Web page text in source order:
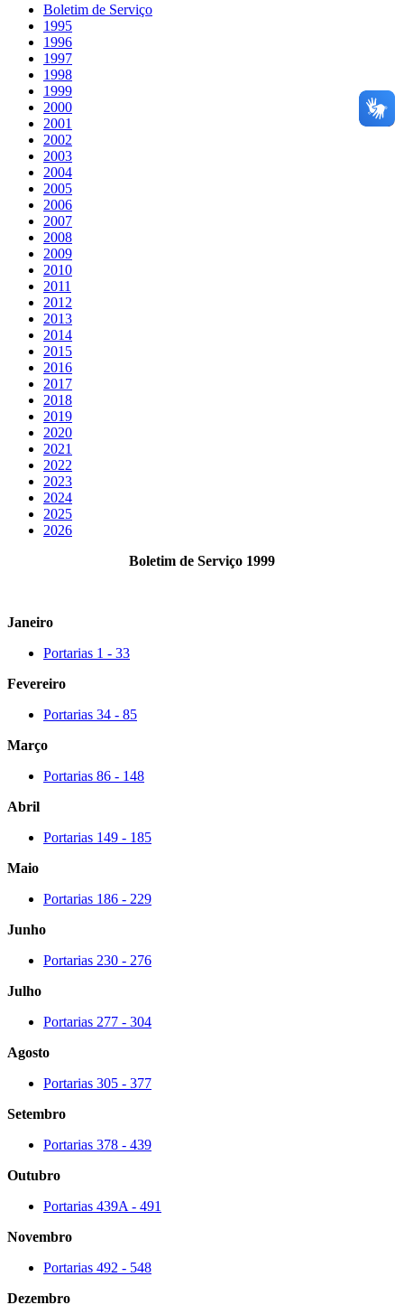
Boletim de Serviço
1995
1996
1997
1998
1999
2000
2001
2002
2003
2004
2005
2006
2007
2008
2009
2010
2011
2012
2013
2014
2015
2016
2017
2018
2019
2020
2021
2022
2023
2024
2025
2026
Boletim de Serviço 1999
Janeiro
Portarias 1 - 33
Fevereiro
Portarias 34 - 85
Março
Portarias 86 - 148
Abril
Portarias 149 - 185
Maio
Portarias 186 - 229
Junho
Portarias 230 - 276
Julho
Portarias 277 - 304
Agosto
Portarias 305 - 377
Setembro
Portarias 378 - 439
Outubro
Portarias 439A - 491
Novembro
Portarias 492 - 548
Dezembro